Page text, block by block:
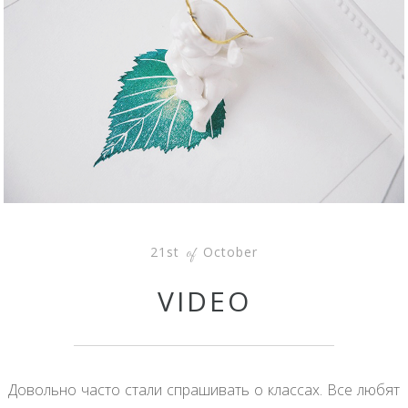
21st of October
VIDEO
Довольно часто стали спрашивать о классах. Все любят